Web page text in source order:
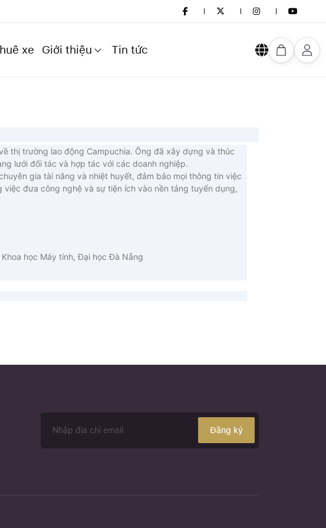
xe Giới thiệu Tin tức
thị trường lao động Campuchia. Ông đã xây dựng và thúc
lưới đối tác và hợp tác với các doanh nghiệp.
gia tài năng và nhiệt huyết, đảm bảo mọi thông tin việc
đưa công nghệ và sự tiện ích vào nền tảng tuyển dụng,
học Máy tính, Đại học Đà Nẵng
Đăng ký